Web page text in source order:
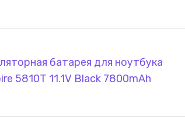
батарея для ноутбука
5810T 11.1V Black 7800mAh